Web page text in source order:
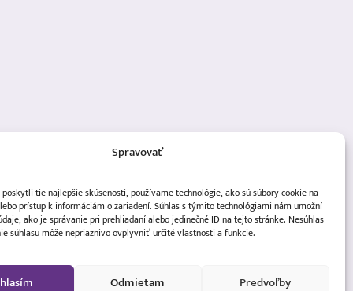
Spravovať
tie najlepšie skúsenosti, používame technológie, ako sú súbory cookie na
prístup k informáciám o zariadení. Súhlas s týmito technológiami nám umožní
ako je správanie pri prehliadaní alebo jedinečné ID na tejto stránke. Nesúhlas
súhlasu môže nepriaznivo ovplyvniť určité vlastnosti a funkcie.
Odmietam Predvoľby